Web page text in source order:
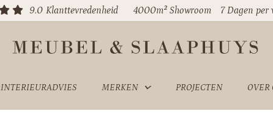
9.0 Klanttevredenheid 4000m² Showroom 7 Dagen per
INTERIEURADVIES MERKEN PROJECTEN OVER